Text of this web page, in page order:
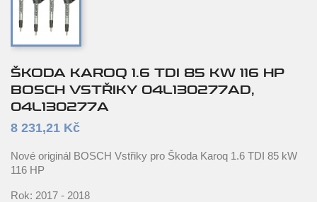
ŠKODA KAROQ 1.6 TDI 85 KW 116 HP
BOSCH VSTŘIKY 04L130277AD,
04L130277A
8 231,21 Kč
Nové originál BOSCH Vstřiky pro Škoda Karoq 1.6 TDI 85 kW
116 HP
Rok: 2017 - 2018